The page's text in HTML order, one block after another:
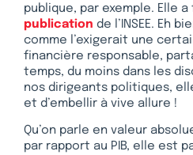
publique, par exemple. Elle a
publication de l’INSEE. Eh
comme l’exigerait une
financière responsable,
temps, du moins dans les
nos dirigeants politiques,
et d’embellir à vive allure !
Qu’on parle en valeur
par rapport au PIB, elle est